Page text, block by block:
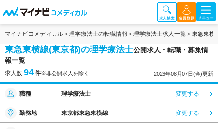
マイナビコメディカル 理学療法士の転職情報 理学療法士求人一覧 東急東横
東急東横線(東京都)の理学療法士公開求人・転職・募集情
報一覧
求人数 94 件※非公開求人を除く 2026年08月07日(金)更新
職種 理学療法士 変更する
勤務地 東京都東急東横線 変更する